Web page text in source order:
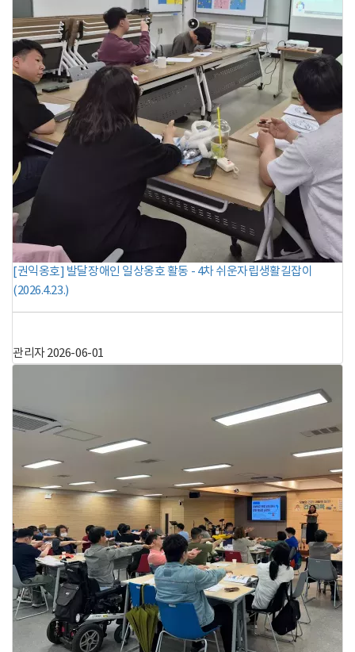
[권익옹호] 발달장애인 일상옹호 활동 - 4차 쉬운자립생활길잡이
(2026.4.23.)
관리자2026-06-01